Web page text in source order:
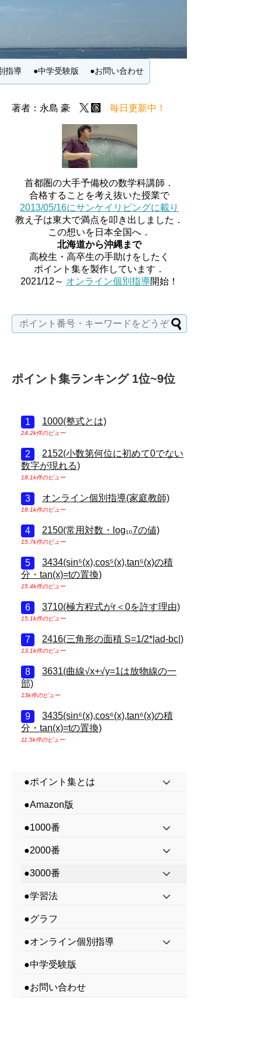
指導 ●中学受験版 ●お問い合わせ
著者：永島 豪 毎日更新中！
首都圏の大手予備校の数学科講師．
合格することを考え抜いた授業で
2013/05/16にサンケイリビングに載り
教え子は東大で満点を叩き出しました．
この想いを日本全国へ．
北海道から沖縄まで
高校生・高卒生の手助けをしたく
ポイント集を製作しています．
2021/12～ オンライン個別指導開始！
ポイント集ランキング 1位~9位
1000(整式とは)
24.2k件のビュー
2152(小数第何位に初めて0でない
数字が現れる)
18.1k件のビュー
オンライン個別指導(家庭教師)
18.1k件のビュー
2150(常用対数・log₁₀7の値)
15.7k件のビュー
3434(sin⁵(x),cos⁵(x),tan⁵(x)の積
分・tan(x)=tの置換)
15.4k件のビュー
3710(極方程式がr＜0を許す理由)
15.1k件のビュー
2416(三角形の面積 S=1/2*|ad-bc|)
13.1k件のビュー
3631(曲線√x+√y=1は放物線の一
部)
13k件のビュー
3435(sin⁶(x),cos⁶(x),tan⁶(x)の積
分・tan(x)=tの置換)
11.5k件のビュー
●ポイント集とは
●Amazon版
●1000番
●2000番
●3000番
●学習法
●グラフ
●オンライン個別指導
●中学受験版
●お問い合わせ